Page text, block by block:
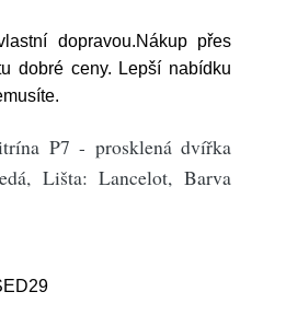
dopravou.Nákup přes
dobré ceny. Lepší nabídku
P7 - prosklená dvířka
Lišta: Lancelot, Barva